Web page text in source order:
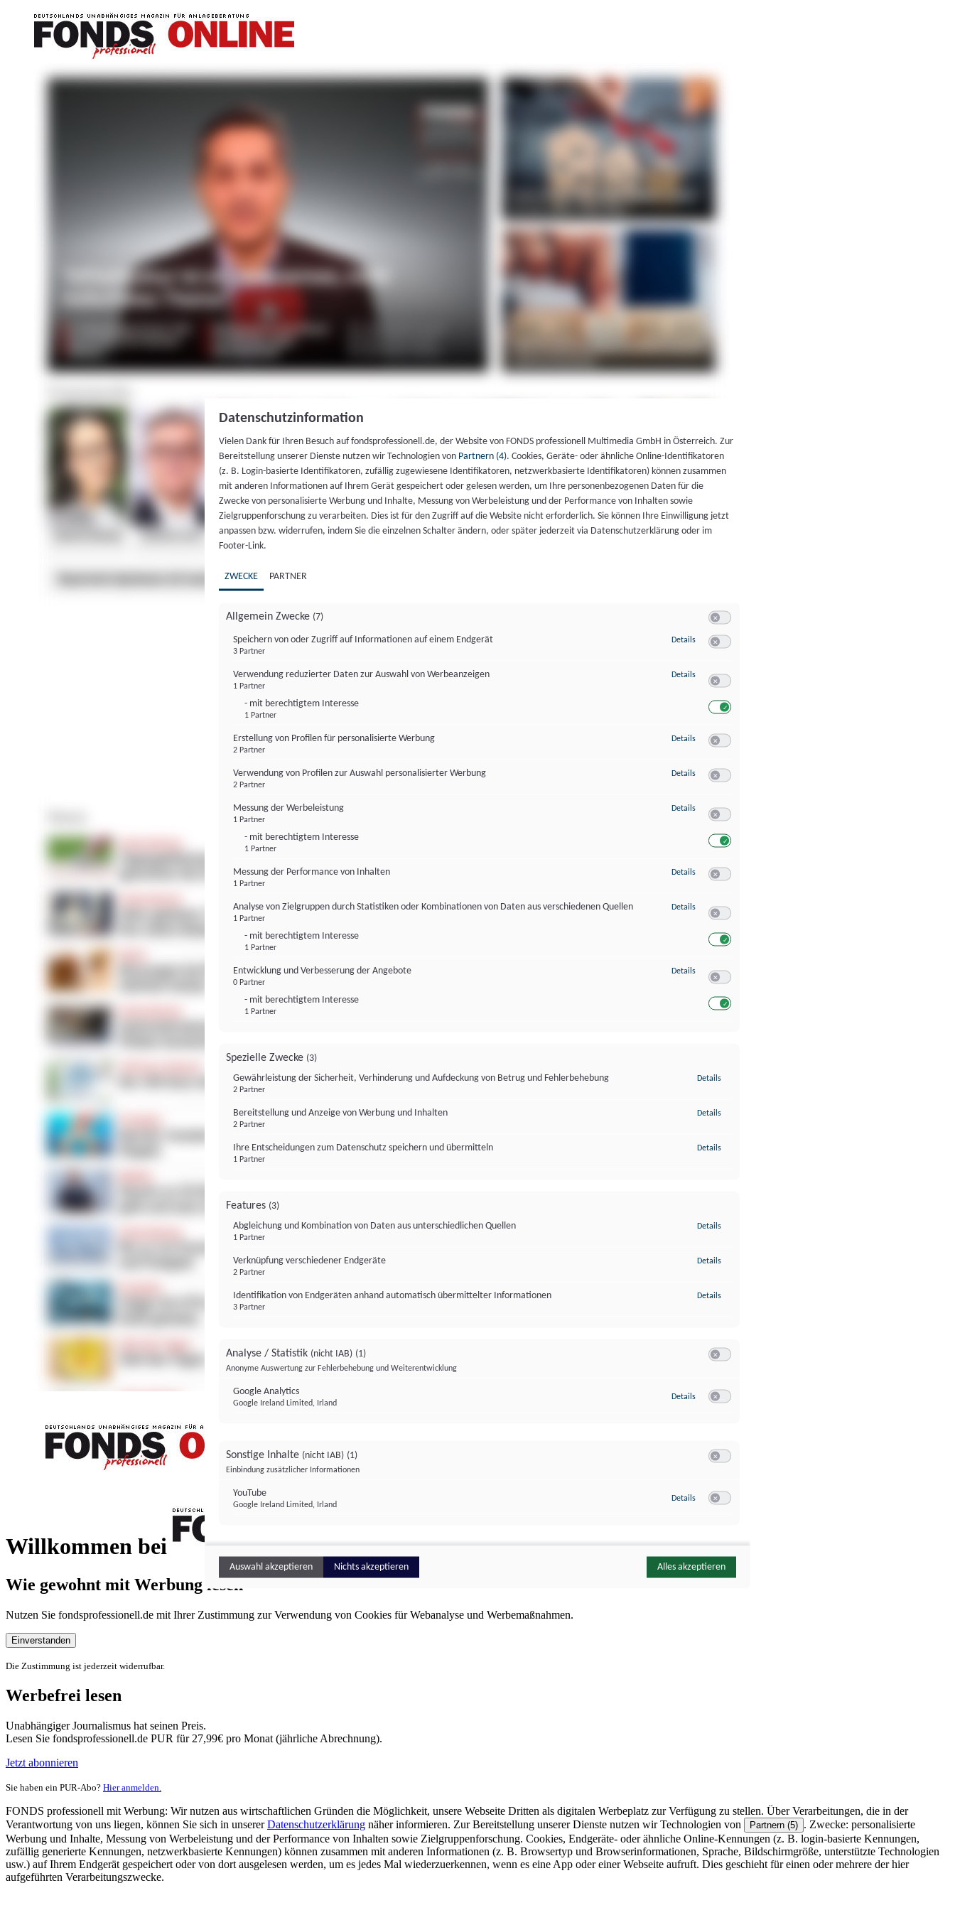
Willkommen bei
FONDS professionell
Wie gewohnt mit Werbung lesen
Nutzen Sie fondsprofessionell.de mit Ihrer Zustimmung zur Verwendung von Cookies für Webanalyse und Werbemaßnahmen.
Einverstanden
Die Zustimmung ist jederzeit widerrufbar.
Werbefrei lesen
Unabhängiger Journalismus hat seinen Preis.
Lesen Sie fondsprofessionell.de PUR für 27,99€ pro Monat (jährliche Abrechnung).
Jetzt abonnieren
Sie haben ein PUR-Abo? Hier anmelden.
FONDS professionell mit Werbung: Wir nutzen aus wirtschaftlichen Gründen die Möglichkeit, unsere Webseite Dritten als digitalen Werbeplatz zur Verfügung zu stellen. Über Verarbeitungen, die in der
Verantwortung von uns liegen, können Sie sich in unsererDatenschutzerklärung näher informieren. Zur Bereitstellung unserer Dienste nutzen wir Technologien von Partnern (5) . Zwecke: personalisierte
Werbung und Inhalte, Messung von Werbeleistung und der Performance von Inhalten sowie Zielgruppenforschung. Cookies, Endgeräte- oder ähnliche Online-Kennungen (z. B. login-basierte Kennungen,
zufällig generierte Kennungen, netzwerkbasierte Kennungen) können zusammen mit anderen Informationen (z. B. Browsertyp und Browserinformationen, Sprache, Bildschirmgröße, unterstützte Technologien
usw.) auf Ihrem Endgerät gespeichert oder von dort ausgelesen werden, um es jedes Mal wiederzuerkennen, wenn es eine App oder einer Webseite aufruft. Dies geschieht für einen oder mehrere der hier
aufgeführten Verarbeitungszwecke.
Datenschutzinformation
Vielen Dank für Ihren Besuch auf fondsprofessionell.de, der Website von FONDS professionell Multimedia GmbH in Österreich. Zur
Bereitstellung unserer Dienste nutzen wir Technologien von Partnern (4). Cookies, Geräte- oder ähnliche Online-Identifikatoren
(z. B. Login-basierte Identifikatoren, zufällig zugewiesene Identifikatoren, netzwerkbasierte Identifikatoren) können zusammen
mit anderen Informationen auf Ihrem Gerät gespeichert oder gelesen werden, um Ihre personenbezogenen Daten für die
Zwecke von personalisierte Werbung und Inhalte, Messung von Werbeleistung und der Performance von Inhalten sowie
Zielgruppenforschung zu verarbeiten. Dies ist für den Zugriff auf die Website nicht erforderlich. Sie können Ihre Einwilligung jetzt
anpassen bzw. widerrufen, indem Sie die einzelnen Schalter ändern, oder später jederzeit via Datenschutzerklärung oder im
Footer-Link.
ZWECKE PARTNER
Allgemein Zwecke (7)
Speichern von oder Zugriff auf Informationen auf einem Endgerät
3 Partner
Details zu Speichern von oder Zugriff auf Informationen auf einem Endgerät
Verwendung reduzierter Daten zur Auswahl von Werbeanzeigen
1 Partner
- mit berechtigtem Interesse
1 Partner
Details zu Verwendung reduzierter Daten zur Auswahl von Werbeanzeigen
Erstellung von Profilen für personalisierte Werbung
2 Partner
Details zu Erstellung von Profilen für personalisierte Werbung
Verwendung von Profilen zur Auswahl personalisierter Werbung
2 Partner
Details zu Verwendung von Profilen zur Auswahl personalisierter Werbung
Messung der Werbeleistung
1 Partner
- mit berechtigtem Interesse
1 Partner
Details zu Messung der Werbeleistung
Messung der Performance von Inhalten
1 Partner
Details zu Messung der Performance von Inhalten
Analyse von Zielgruppen durch Statistiken oder Kombinationen von Daten aus verschiedenen Quellen
1 Partner
- mit berechtigtem Interesse
1 Partner
Details zu Analyse von Zielgruppen durch Statistiken oder Kombinationen von
Entwicklung und Verbesserung der Angebote
0 Partner
- mit berechtigtem Interesse
1 Partner
Details zu Entwicklung und Verbesserung der Angebote
Spezielle Zwecke (3)
Gewährleistung der Sicherheit, Verhinderung und Aufdeckung von Betrug und Fehlerbehebung
2 Partner
Details
Bereitstellung und Anzeige von Werbung und Inhalten
2 Partner
Details
Ihre Entscheidungen zum Datenschutz speichern und übermitteln
1 Partner
Details
Features (3)
Abgleichung und Kombination von Daten aus unterschiedlichen Quellen
1 Partner
Details
Verknüpfung verschiedener Endgeräte
2 Partner
Details
Identifikation von Endgeräten anhand automatisch übermittelter Informationen
3 Partner
Details
Analyse / Statistik (nicht IAB) (1)
Anonyme Auswertung zur Fehlerbehebung und Weiterentwicklung
Google Analytics
Google Ireland Limited, Irland
Details zu Google Analytics
Sonstige Inhalte (nicht IAB) (1)
Einbindung zusätzlicher Informationen
YouTube
Google Ireland Limited, Irland
Details zu YouTube
Auswahl akzeptieren Nichts akzeptieren Alles akzeptieren